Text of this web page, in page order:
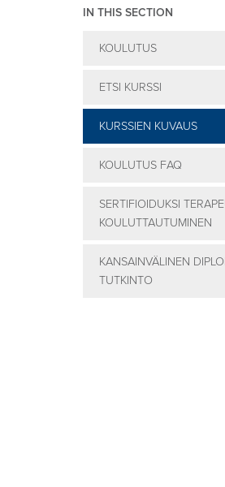
IN THIS SECTION
KOULUTUS
ETSI KURSSI
KURSSIEN KUVAUS
KOULUTUS FAQ
SERTIFIOIDUKSI
KOULUTTAUTUMINEN
KANSAINVÄLINEN
TUTKINTO